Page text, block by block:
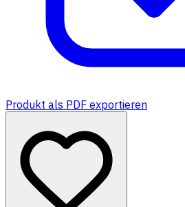
Produkt als PDF exportieren